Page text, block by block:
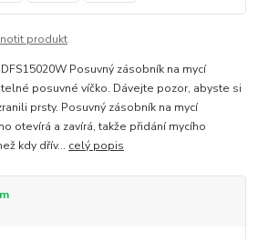
produkt
Posuvný zásobník na mycí
posuvné víčko. Dávejte pozor, abyste si
prsty. Posuvný zásobník na mycí
otevírá a zavírá, takže přidání mycího
kdy dřív... celý popis